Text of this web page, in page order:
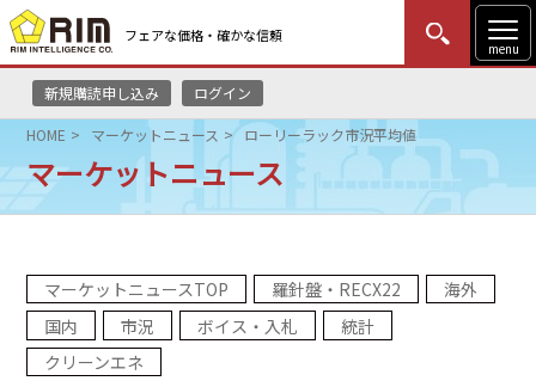
フェアな価格・確かな信頼
menu
新規購読申し込み ログイン
MENU
はじめての方
HOME
リムレポート
メソドロジー
HOME マーケットニュース ローリーラック市況平均値
マーケットニュース
マーケットニュースTOP 羅針盤・RECX22
海外
国内
市況 ボイス・入札
統計
クリーンエネ